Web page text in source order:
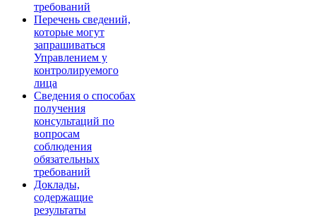
требований
Перечень сведений,
которые могут
запрашиваться
Управлением у
контролируемого
лица
Сведения о способах
получения
консультаций по
вопросам
соблюдения
обязательных
требований
Доклады,
содержащие
результаты